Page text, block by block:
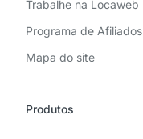
Trabalhe na Locaweb
Programa de Afiliados
Mapa do site
Produtos